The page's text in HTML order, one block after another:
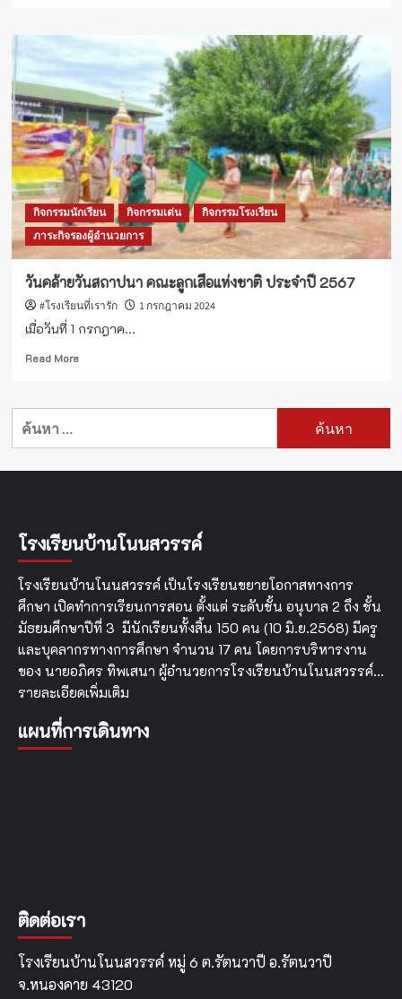
สถาปนา
คณะ
ลูก
เสือ
แห่ง
ชาติ
ประจำ
ปี
2567
กิจกรรมนักเรียน กิจกรรมเด่น
กิจกรรมโรงเรียน
ภาระกิจรองผู้อำนวยการ
วันคล้ายวันสถาปนา คณะลูกเสือแห่งชาติ ประจำปี 2567
#โรงเรียนที่เรารัก 1 กรกฎาคม 2024
เมื่อวันที่ 1 กรกฎาค...
Read MoreRead
วัน
คณะ
ชาติ
ปี
2567
ค้นหา
โรงเรียนบ้านโนนสวรรค์
โรงเรียนบ้านโนนสวรรค์ เป็นโรงเรียนขยายโอกาสทางการ
ศึกษา เปิดทำการเรียนการสอน ตั้งแต่ ระดับชั้น อนุบาล 2 ถึง ชั้น
มัธยมศึกษาปีที่ 3 มีนักเรียนทั้งสิ้น 150 คน (10 มิ.ย.2568) มีครู
และบุคลากรทางการศึกษา จำนวน 17 คน โดยการบริหารงาน
ของ นายอภิศร ทิพเสนา ผู้อำนวยการโรงเรียนบ้านโนนสวรรค์…
รายละเอียดเพิ่มเติม
แผนที่การเดินทาง
ติดต่อเรา
โรงเรียนบ้านโนนสวรรค์ หมู่ 6 ต.รัตนวาปี อ.รัตนวาปี
จ.หนองคาย 43120